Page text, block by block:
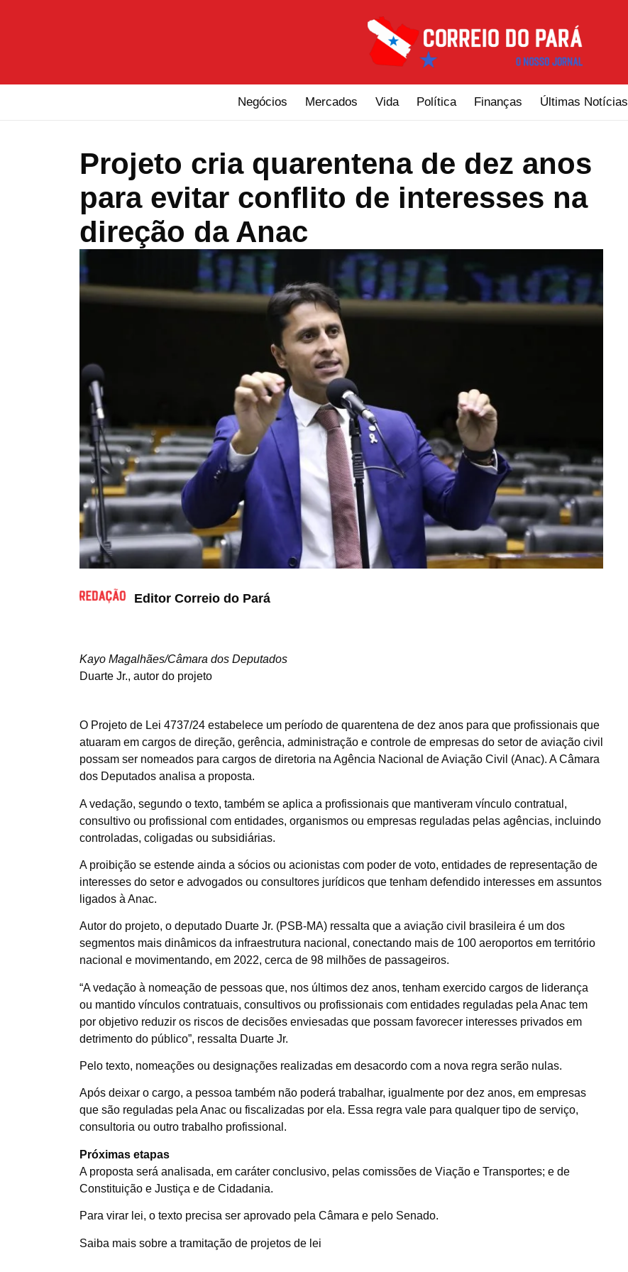
Negócios Mercados Vida Política Finanças Últimas Notícias
Projeto cria quarentena de dez anos
para evitar conflito de interesses na
direção da Anac
Editor Correio do Pará
Kayo Magalhães/Câmara dos Deputados
Duarte Jr., autor do projeto
O Projeto de Lei 4737/24 estabelece um período de quarentena de dez anos para que profissionais que
atuaram em cargos de direção, gerência, administração e controle de empresas do setor de aviação civil
possam ser nomeados para cargos de diretoria na Agência Nacional de Aviação Civil (Anac). A Câmara
dos Deputados analisa a proposta.
A vedação, segundo o texto, também se aplica a profissionais que mantiveram vínculo contratual,
consultivo ou profissional com entidades, organismos ou empresas reguladas pelas agências, incluindo
controladas, coligadas ou subsidiárias.
A proibição se estende ainda a sócios ou acionistas com poder de voto, entidades de representação de
interesses do setor e advogados ou consultores jurídicos que tenham defendido interesses em assuntos
ligados à Anac.
Autor do projeto, o deputado Duarte Jr. (PSB-MA) ressalta que a aviação civil brasileira é um dos
segmentos mais dinâmicos da infraestrutura nacional, conectando mais de 100 aeroportos em território
nacional e movimentando, em 2022, cerca de 98 milhões de passageiros.
“A vedação à nomeação de pessoas que, nos últimos dez anos, tenham exercido cargos de liderança
ou mantido vínculos contratuais, consultivos ou profissionais com entidades reguladas pela Anac tem
por objetivo reduzir os riscos de decisões enviesadas que possam favorecer interesses privados em
detrimento do público”, ressalta Duarte Jr.
Pelo texto, nomeações ou designações realizadas em desacordo com a nova regra serão nulas.
Após deixar o cargo, a pessoa também não poderá trabalhar, igualmente por dez anos, em empresas
que são reguladas pela Anac ou fiscalizadas por ela. Essa regra vale para qualquer tipo de serviço,
consultoria ou outro trabalho profissional.
Próximas etapas
A proposta será analisada, em caráter conclusivo, pelas comissões de Viação e Transportes; e de
Constituição e Justiça e de Cidadania.
Para virar lei, o texto precisa ser aprovado pela Câmara e pelo Senado.
Saiba mais sobre a tramitação de projetos de lei